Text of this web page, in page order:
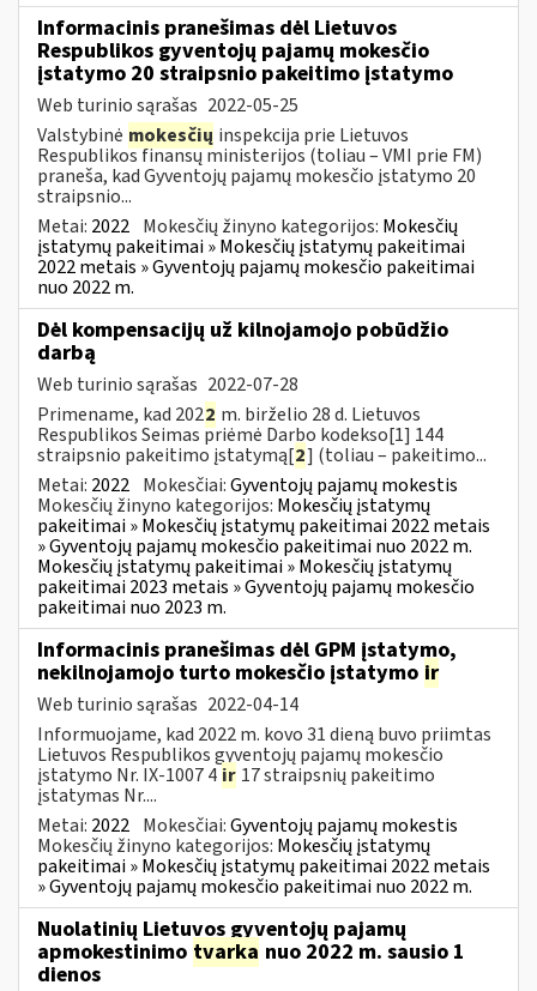
Informacinis pranešimas dėl Lietuvos
Respublikos gyventojų pajamų mokesčio
įstatymo 20 straipsnio pakeitimo įstatymo
Web turinio sąrašas 2022-05-25
Valstybinė mokesčių inspekcija prie Lietuvos
Respublikos finansų ministerijos (toliau – VMI prie FM)
praneša, kad Gyventojų pajamų mokesčio įstatymo 20
straipsnio...
Metai: 2022 Mokesčių žinyno kategorijos: Mokesčių
įstatymų pakeitimai » Mokesčių įstatymų pakeitimai
2022 metais » Gyventojų pajamų mokesčio pakeitimai
nuo 2022 m.
Dėl kompensacijų už kilnojamojo pobūdžio
darbą
Web turinio sąrašas 2022-07-28
Primename, kad 2022 m. birželio 28 d. Lietuvos
Respublikos Seimas priėmė Darbo kodekso[1] 144
straipsnio pakeitimo įstatymą[2] (toliau – pakeitimo...
Metai: 2022 Mokesčiai:Gyventojų pajamų mokestis
Mokesčių žinyno kategorijos: Mokesčių įstatymų
pakeitimai » Mokesčių įstatymų pakeitimai 2022 metais
» Gyventojų pajamų mokesčio pakeitimai nuo 2022 m.
Mokesčių įstatymų pakeitimai » Mokesčių įstatymų
pakeitimai 2023 metais » Gyventojų pajamų mokesčio
pakeitimai nuo 2023 m.
Informacinis pranešimas dėl GPM įstatymo,
nekilnojamojo turto mokesčio įstatymo ir
Web turinio sąrašas 2022-04-14
Informuojame, kad 2022 m. kovo 31 dieną buvo priimtas
Lietuvos Respublikos gyventojų pajamų mokesčio
įstatymo Nr. IX-1007 4 ir 17 straipsnių pakeitimo
įstatymas Nr....
Metai: 2022 Mokesčiai:Gyventojų pajamų mokestis
Mokesčių žinyno kategorijos: Mokesčių įstatymų
pakeitimai » Mokesčių įstatymų pakeitimai 2022 metais
» Gyventojų pajamų mokesčio pakeitimai nuo 2022 m.
Nuolatinių Lietuvos gyventojų pajamų
apmokestinimo tvarka nuo 2022 m. sausio 1
dienos